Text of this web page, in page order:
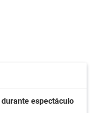
espectáculo